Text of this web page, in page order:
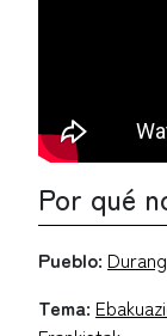
Por qué
Pueblo:
Tema: